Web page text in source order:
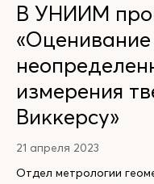
В УНИИМ
«Оценивание
измерения
Виккерсу»
21 апреля 2023
Отдел метрологии